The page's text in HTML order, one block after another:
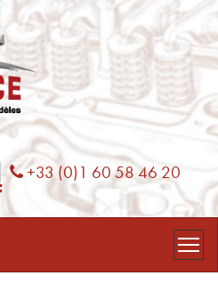
Phone
+33 (0)1 60 58 46 20
Facebook